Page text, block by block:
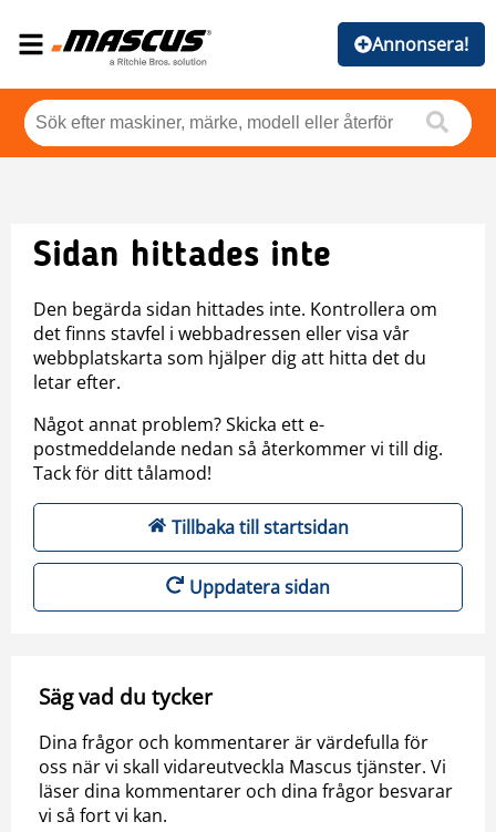
Annonsera!
Sidan hittades inte
Den begärda sidan hittades inte. Kontrollera om
det finns stavfel i webbadressen eller visa vår
webbplatskarta som hjälper dig att hitta det du
letar efter.
Något annat problem? Skicka ett e-
postmeddelande nedan så återkommer vi till dig.
Tack för ditt tålamod!
Tillbaka till startsidan
Uppdatera sidan
Säg vad du tycker
Dina frågor och kommentarer är värdefulla för
oss när vi skall vidareutveckla Mascus tjänster. Vi
läser dina kommentarer och dina frågor besvarar
vi så fort vi kan.